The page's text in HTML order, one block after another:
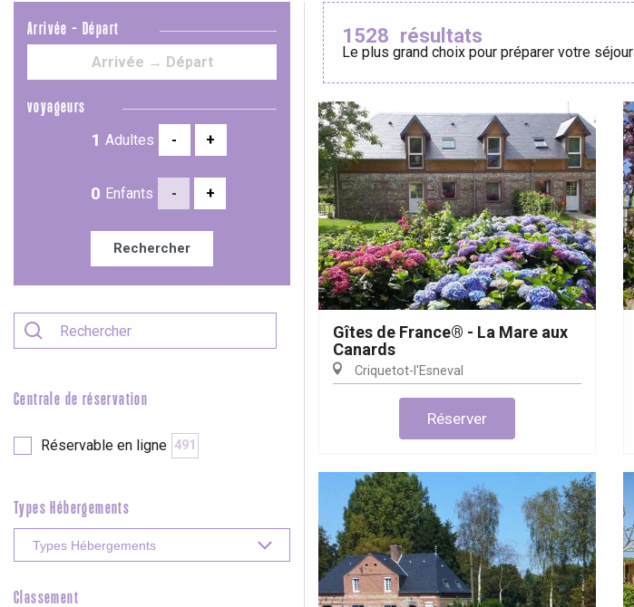
Duclair
Val-de-Scie
Forges-les-Eaux
Valery-en-Caux
Criel-sur-Mer
Blangy-sur-Bresle
Neufchâtel-en-Bray
Dieppe
Arrivée - Départ
voyageurs
Adultes
- +
Enfants - +
Rechercher
Centrale de réservation
Réservable en ligne 491
Types Hébergements
Classement
1528 résultats
Le plus grand choix pour préparer votre séjour
Gîtes de France® - La Mare aux
Canards
Criquetot-l'Esneval
Réserver